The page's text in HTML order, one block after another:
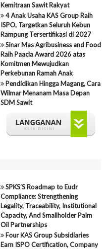
Kemitraan Sawit Rakyat
4 Anak Usaha KAS Group Raih
ISPO, Targetkan Seluruh Kebun
Rampung Tersertifikasi di 2027
Sinar Mas Agribusiness and Food
Raih Paacla Award 2026 atas
Komitmen Mewujudkan
Perkebunan Ramah Anak
Pendidikan Hingga Magang, Cara
Wilmar Menanam Masa Depan
SDM Sawit
SPKS’S Roadmap to Eudr
Compliance: Strengthening
Legality, Traceability, Institutional
Capacity, And Smallholder Palm
Oil Partnerships
Four KAS Group Subsidiaries
Earn ISPO Certification, Company